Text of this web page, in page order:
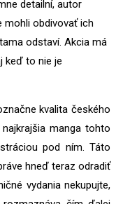
detailní, autor
mohli obdivovať ich
odstaví. Akcia má
keď to nie je
kvalita českého
manga tohto
pod ním. Táto
hneď teraz odradiť
vydania nekupujte,